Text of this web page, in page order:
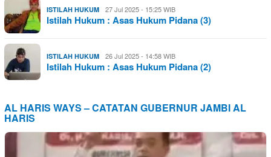
ISTILAH HUKUM 27 Jul 2025 - 15:25 WIB
Istilah Hukum : Asas Hukum Pidana (3)
ISTILAH HUKUM 26 Jul 2025 - 14:58 WIB
Istilah Hukum : Asas Hukum Pidana (2)
AL HARIS WAYS – CATATAN GUBERNUR JAMBI AL
HARIS